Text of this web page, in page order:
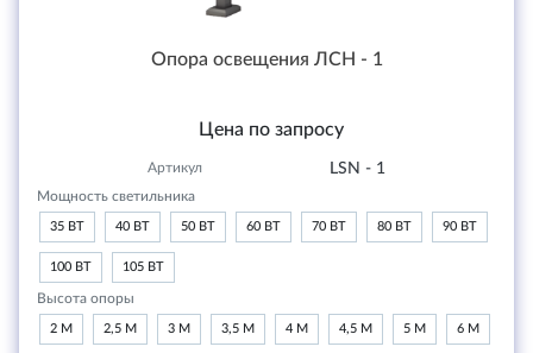
Опора освещения ЛСН - 1
Цена по запросу
Артикул LSN - 1
Мощность светильника
35 ВТ 40 ВТ 50 ВТ 60 ВТ 70 ВТ 80 ВТ 90 ВТ
100 ВТ 105 ВТ
Высота опоры
2 М 2,5 М 3 М 3,5 М 4 М 4,5 М 5 М 6 М